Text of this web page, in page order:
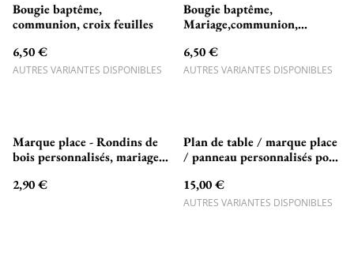
Bougie baptême,
communion, croix feuilles
6,50 €
AUTRES VARIANTES DISPONIBLES
Bougie baptême,
Mariage,communion,
papillons
6,50 €
AUTRES VARIANTES DISPONIBLES
Marque place - Rondins de
bois personnalisés, mariage,
décoration, cadeaux invités,
2,90 €
Plan de table / marque place
/ panneau personnalisés pour
anniversaire, décoration ...
15,00 €
AUTRES VARIANTES DISPONIBLES